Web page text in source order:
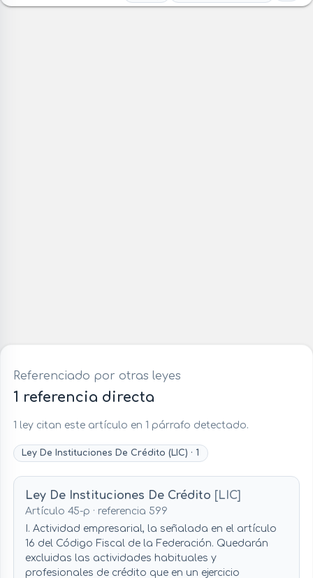
Referenciado por otras leyes
1 referencia directa
1 ley citan este artículo en 1 párrafo detectado.
Ley De Instituciones De Crédito (LIC) · 1
Ley De Instituciones De Crédito [LIC]
Artículo 45-p · referencia 599
I. Actividad empresarial, la señalada en el artículo
16 del Código Fiscal de la Federación. Quedarán
excluidas las actividades habituales y
profesionales de crédito que en un ejercicio